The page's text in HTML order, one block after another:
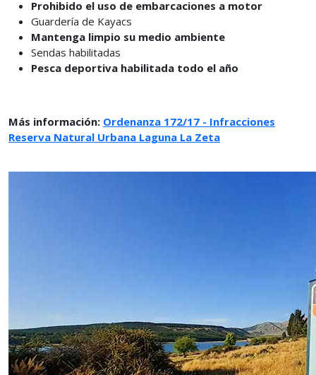
Prohibido el uso de embarcaciones a motor
Guardería de Kayacs
Mantenga limpio su medio ambiente
Sendas habilitadas
Pesca deportiva habilitada todo el año
Más información: Ordenanza 172/17 - Infracciones
Reserva Natural Urbana Laguna La Zeta